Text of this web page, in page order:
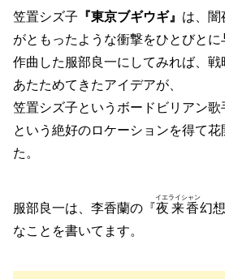
笠置シズ子 『東京ブギウギ』 は、闇
がともったような衝撃をひとびとに
作曲した服部良一にしてみれば、
あたためてきたアイデアが、
笠置シズ子というボードビリアン
という絶好のロケーションを得て
た。
服部良一は、李香蘭の『夜来香
イエライシャン
幻
なことを書いてます。